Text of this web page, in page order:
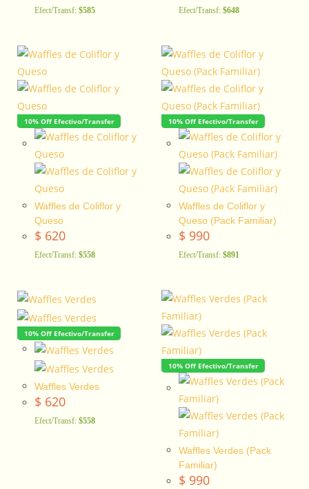
Efect/Transf: $585 Efect/Transf: $648
10% Off Efectivo/Transfer
Waffles de Coliflor y
Queso
$ 620
Efect/Transf: $558
10% Off Efectivo/Transfer
Waffles de Coliflor y
Queso (Pack Familiar)
$ 990
Efect/Transf: $891
10% Off Efectivo/Transfer
Waffles Verdes
$ 620
Efect/Transf: $558
10% Off Efectivo/Transfer
Waffles Verdes (Pack
Familiar)
$ 990